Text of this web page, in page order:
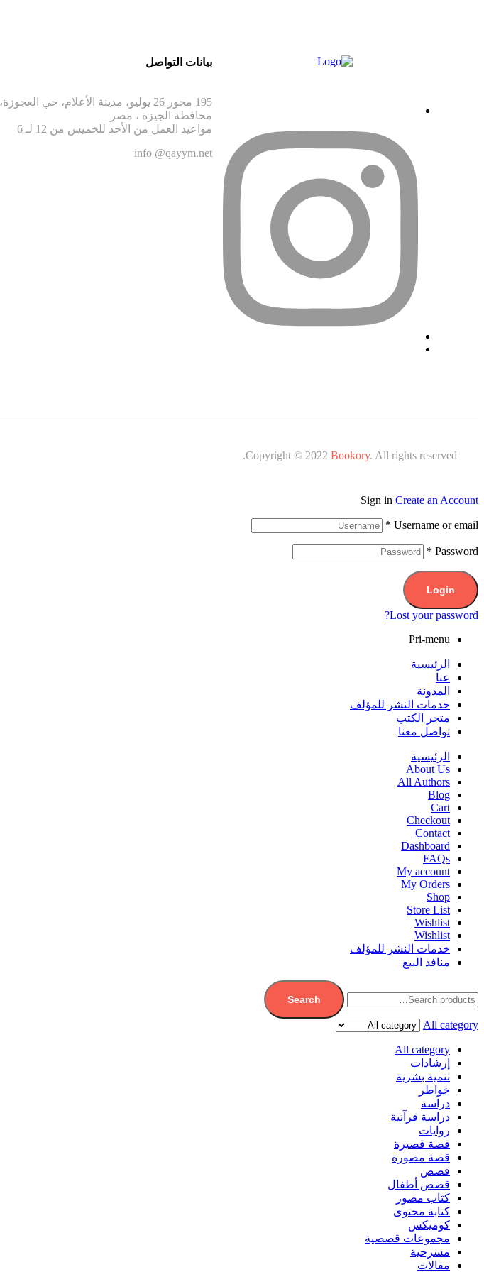
بيانات التواصل
195 محور 26 يوليو، مدينة الأعلام، حي العجوزة،
محافظة الجيزة ، مصر
مواعيد العمل من الأحد للخميس من 12 لـ 6
info @qayym.net
Copyright © 2022 Bookory. All rights reserved.
Sign in Create an Account
Username or email
*
Password
*
Login
Lost your password?
Pri-menu
الرئيسية
عنا
المدونة
خدمات النشر للمؤلف
متجر الكتب
تواصل معنا
الرئيسية
About Us
All Authors
Blog
Cart
Checkout
Contact
Dashboard
FAQs
My account
My Orders
Shop
Store List
Wishlist
Wishlist
خدمات النشر للمؤلف
منافذ البيع
Search
All category
All category
إرشادات
تنمية بشرية
خواطر
دراسة
دراسة قرآنية
روايات
قصة قصيرة
قصة مصورة
قصص
قصص أطفال
كتاب مصور
كتابة محتوى
كوميكس
مجموعات قصصية
مسرحية
مقالات